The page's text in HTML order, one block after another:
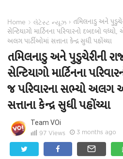
Home › લેટેસ્ટ ન્યૂઝ › તમિલનાડુ અને
સેન્ટિયાગો માર્ટિનના પરિવારનો દબદબો
અલગ પાર્ટીઓમાં સત્તાના કેન્દ્ર સુધી પહોંચ્યા
તમિલનાડુ અને પુડુચેરીની
સેન્ટિયાગો માર્ટિનના
જ પરિવારના સભ્યો અલગ
સત્તાના કેન્દ્ર સુધી પહોંચ્યા
Team VOi
97 Views 3 months ago